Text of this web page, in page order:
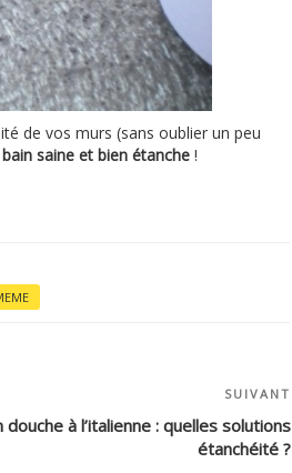
de vos murs (sans oublier un peu
saine et bien étanche !
SUIVANT
douche à l’italienne : quelles solutions
étanchéité ?